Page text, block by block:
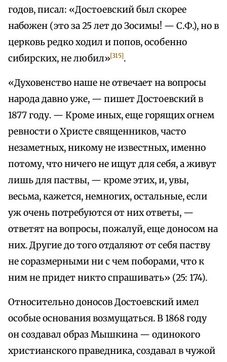
годов, писал: «Достоевский был скорее
набожен (это за 25 лет до Зосимы! — С.Ф.), но в
церковь редко ходил и попов, особенно
сибирских, не любил»[315].
«Духовенство наше не отвечает на вопросы
народа давно уже, — пишет Достоевский в
1877 году. — Кроме иных, еще горящих огнем
ревности о Христе священников, часто
незаметных, никому не известных, именно
потому, что ничего не ищут для себя, а живут
лишь для паствы, — кроме этих, и, увы,
весьма, кажется, немногих, остальные, если
уж очень потребуются от них ответы, —
ответят на вопросы, пожалуй, еще доносом на
них. Другие до того отдаляют от себя паству
не соразмерными ни с чем поборами, что к
ним не придет никто спрашивать» (25: 174).
Относительно доносов Достоевский имел
особые основания возмущаться. В 1868 году
он создавал образ Мышкина — одинокого
христианского праведника, создавал в чужой